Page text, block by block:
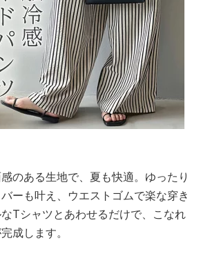
のある生地で、夏も快適。ゆったり
ーも叶え、ウエストゴムで楽な穿き
Tシャツとあわせるだけで、こなれ
成します。